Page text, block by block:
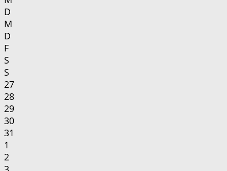
D
M
D
F
S
S
27
28
29
30
31
1
2